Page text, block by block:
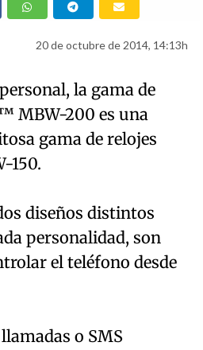
20 de octubre de 2014, 14:13h
la gama de
MBW-200 es una
gama de relojes
150.
diseños distintos
personalidad, son
el teléfono desde
o SMS